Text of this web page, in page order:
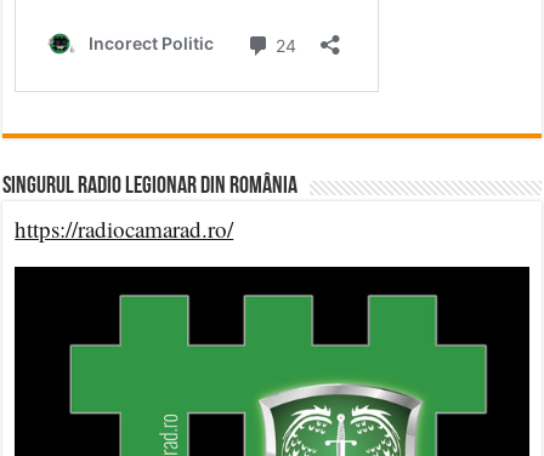
Singurul Radio Legionar din România
https://radiocamarad.ro/